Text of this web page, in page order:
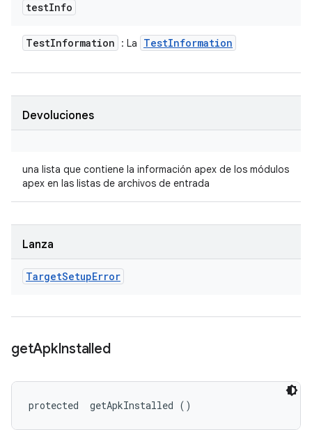
testInfo
TestInformation : La TestInformation
Devoluciones
una lista que contiene la información apex de los módulos
apex en las listas de archivos de entrada
Lanza
TargetSetupError
getApkInstalled
protected getApkInstalled ()